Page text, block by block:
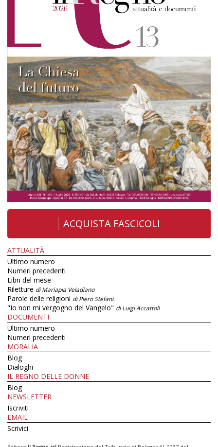
ACQUISTA FASCICOLI
ATTUALITÀ
Ultimo numero
Numeri precedenti
Libri del mese
Riletture di Mariapia Veladiano
Parole delle religioni di Piero Stefani
"Io non mi vergogno del Vangelo" di Luigi Accattoli
DOCUMENTI
Ultimo numero
Numeri precedenti
MORALIA
Blog
Dialoghi
IL REGNO DELLE DONNE
Blog
NEWSLETTER
Iscriviti
EMAIL
Scrivici